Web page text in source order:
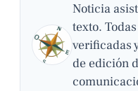
Noticia
texto.
verificadas
de edición